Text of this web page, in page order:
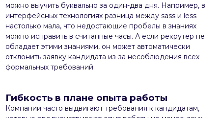
можно выучить буквально за один-два дня. Например, в
интерфейсных технологиях разница между sass и less
настолько мала, что недостающие пробелы в знаниях
можно исправить в считанные часы. А если рекрутер не
обладает этими знаниями, он может автоматически
отклонить заявку кандидата из-за несоблюдения всех
формальных требований.
Гибкость в плане опыта работы
Компании часто выдвигают требования к кандидатам,